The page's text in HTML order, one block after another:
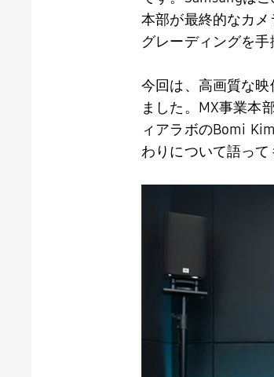
本部が最終的なカメ
グレーディングを
今回は、高画質な
ました。 MX事業本
ィアラボのBomi Kim
わりについて語って